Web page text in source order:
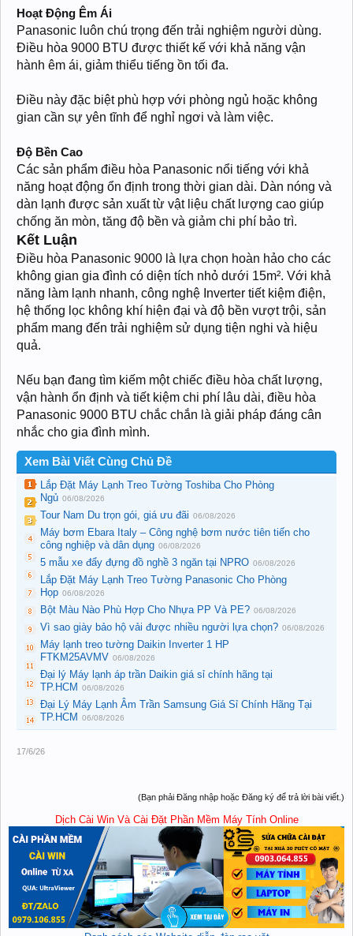
Hoạt Động Êm Ái
Panasonic luôn chú trọng đến trải nghiệm người dùng.
Điều hòa 9000 BTU được thiết kế với khả năng vận
hành êm ái, giảm thiểu tiếng ồn tối đa.
Điều này đặc biệt phù hợp với phòng ngủ hoặc không
gian cần sự yên tĩnh để nghỉ ngơi và làm việc.
Độ Bền Cao
Các sản phẩm điều hòa Panasonic nổi tiếng với khả
năng hoạt động ổn định trong thời gian dài. Dàn nóng và
dàn lạnh được sản xuất từ vật liệu chất lượng cao giúp
chống ăn mòn, tăng độ bền và giảm chi phí bảo trì.
Kết Luận
Điều hòa Panasonic 9000 là lựa chọn hoàn hảo cho các
không gian gia đình có diện tích nhỏ dưới 15m². Với khả
năng làm lạnh nhanh, công nghệ Inverter tiết kiệm điện,
hệ thống lọc không khí hiện đại và độ bền vượt trội, sản
phẩm mang đến trải nghiệm sử dụng tiện nghi và hiệu
quả.
Nếu bạn đang tìm kiếm một chiếc điều hòa chất lượng,
vận hành ổn định và tiết kiệm chi phí lâu dài, điều hòa
Panasonic 9000 BTU chắc chắn là giải pháp đáng cân
nhắc cho gia đình mình.
Xem Bài Viết Cùng Chủ Đề
Lắp Đặt Máy Lạnh Treo Tường Toshiba Cho Phòng
Ngủ 06/08/2026
Tour Nam Du trọn gói, giá ưu đãi 06/08/2026
Máy bơm Ebara Italy – Công nghệ bơm nước tiên tiến cho
công nghiệp và dân dụng 06/08/2026
5 mẫu xe đẩy đựng đồ nghề 3 ngăn tại NPRO 06/08/2026
Lắp Đặt Máy Lạnh Treo Tường Panasonic Cho Phòng
Họp 06/08/2026
Bột Màu Nào Phù Hợp Cho Nhựa PP Và PE? 06/08/2026
Vì sao giày bảo hộ vải được nhiều người lựa chọn? 06/08/2026
Máy lạnh treo tường Daikin Inverter 1 HP
FTKM25AVMV 06/08/2026
Đại lý Máy lạnh áp trần Daikin giá sỉ chính hãng tại
TP.HCM
06/08/2026
Đại Lý Máy Lạnh Âm Trần Samsung Giá Sỉ Chính Hãng Tại
TP.HCM
06/08/2026
17/6/26
(Bạn phải Đăng nhập hoặc Đăng ký để trả lời bài viết.)
Dịch Cài Win Và Cài Đặt Phần Mềm Máy Tính Online